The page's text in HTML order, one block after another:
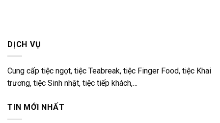
DỊCH VỤ
Cung cấp tiệc ngọt, tiệc Teabreak, tiệc Finger Food, tiệc Khai
trương, tiệc Sinh nhật, tiệc tiếp khách,…
TIN MỚI NHẤT